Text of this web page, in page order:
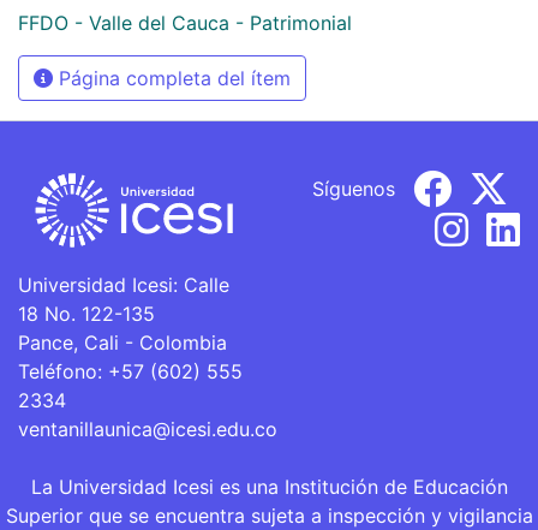
FFDO - Valle del Cauca - Patrimonial
Página completa del ítem
Universidad Icesi: Calle
18 No. 122-135
Pance, Cali - Colombia
Teléfono: +57 (602) 555
2334
ventanillaunica@icesi.edu.co
Síguenos
La Universidad Icesi es una Institución de Educación
Superior que se encuentra sujeta a inspección y vigilancia